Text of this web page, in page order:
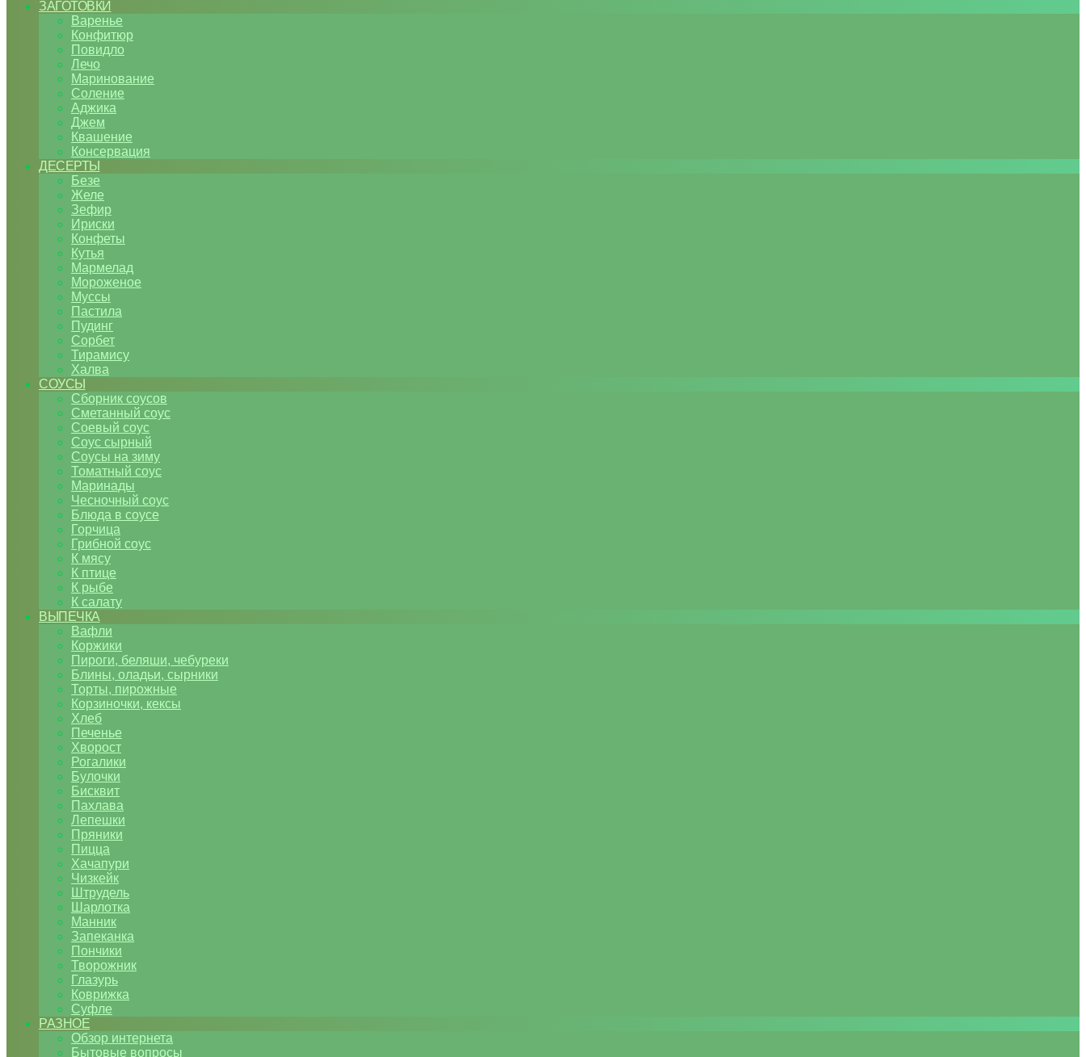
ЗАГОТОВКИ
Варенье
Конфитюр
Повидло
Лечо
Маринование
Соление
Аджика
Джем
Квашение
Консервация
ДЕСЕРТЫ
Безе
Желе
Зефир
Ириски
Конфеты
Кутья
Мармелад
Мороженое
Муссы
Пастила
Пудинг
Сорбет
Тирамису
Халва
СОУСЫ
Сборник соусов
Сметанный соус
Соевый соус
Соус сырный
Соусы на зиму
Томатный соус
Маринады
Чесночный соус
Блюда в соусе
Горчица
Грибной соус
К мясу
К птице
К рыбе
К салату
ВЫПЕЧКА
Вафли
Коржики
Пироги, беляши, чебуреки
Блины, оладьи, сырники
Торты, пирожные
Корзиночки, кексы
Хлеб
Печенье
Хворост
Рогалики
Булочки
Бисквит
Пахлава
Лепешки
Пряники
Пицца
Хачапури
Чизкейк
Штрудель
Шарлотка
Манник
Запеканка
Пончики
Творожник
Глазурь
Коврижка
Суфле
РАЗНОЕ
Обзор интернета
Бытовые вопросы